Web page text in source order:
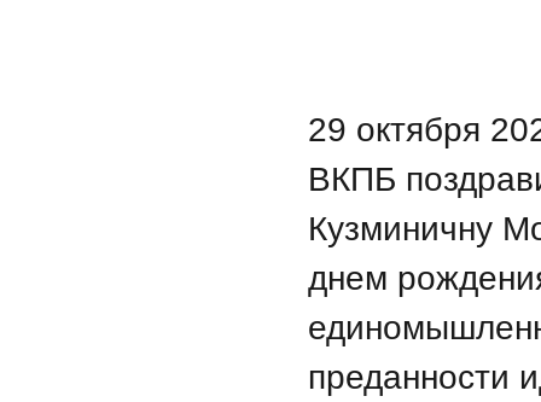
29 октября
ВКПБ
Кузминичну
днем
преданности